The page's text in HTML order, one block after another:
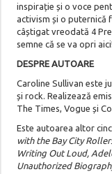
inspirație și o voce
activism și o puternică
câștigat vreodată 4
semne că se va opri aici!
DESPRE AUTOARE
Caroline Sullivan este
și rock. Realizează
The Times, Vogue și
Este autoarea altor
with the Bay City
Writing Out Loud,
Unauthorized